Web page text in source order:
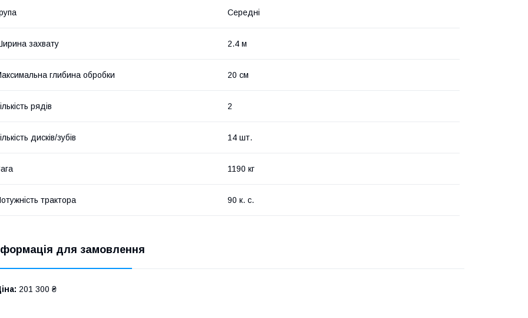
Середні
захвату 2.4 м
глибина обробки 20 см
рядів 2
дисків/зубів 14 шт.
1190 кг
трактора 90 к. с.
для замовлення
201 300 ₴